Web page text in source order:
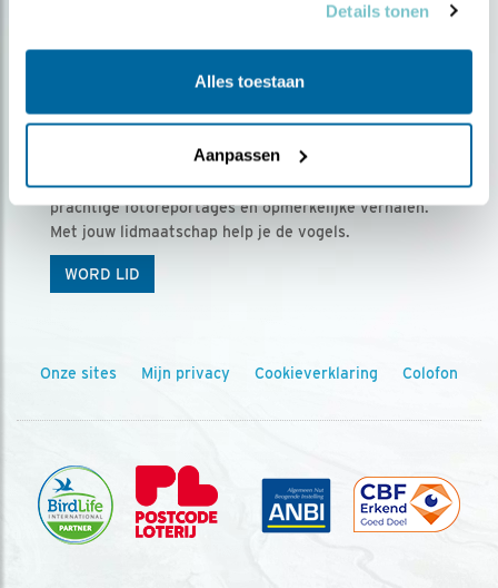
Details tonen
Alles toestaan
Aanpassen
Ontvang 5 x Vogels voor € 36,00 per jaar
Vogels is het tijdschrift voor onze leden, met
prachtige fotoreportages en opmerkelijke verhalen.
Met jouw lidmaatschap help je de vogels.
WORD LID
Onze sites Mijn privacy Cookieverklaring Colofon